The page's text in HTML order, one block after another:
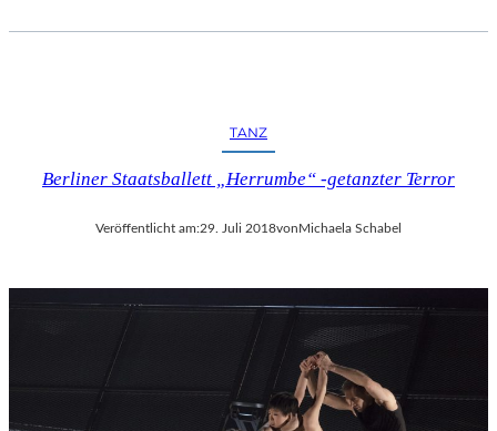
N
N
T
S
S
E
E
A
V
L
V
E
R
TANZ
Berliner Staatsballett „Herrumbe“ -getanzter Terror
Veröffentlicht am:29. Juli 2018vonMichaela Schabel